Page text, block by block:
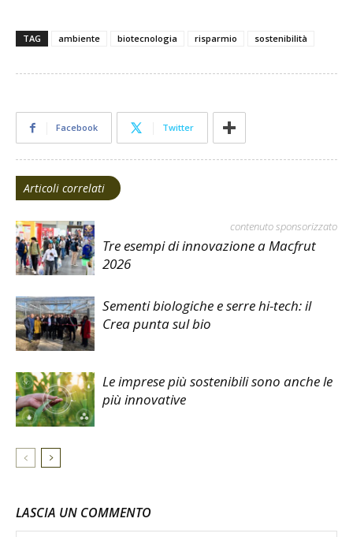
TAG ambiente biotecnologia risparmio sostenibilità
Facebook Twitter
Articoli correlati
contenuto sponsorizzato
Tre esempi di innovazione a Macfrut
2026
Sementi biologiche e serre hi-tech: il
Crea punta sul bio
Le imprese più sostenibili sono anche le
più innovative
LASCIA UN COMMENTO